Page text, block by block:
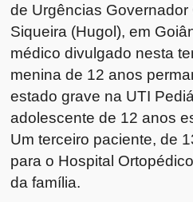
de Urgências Governador
Siqueira (Hugol), em
médico divulgado nesta
menina de 12 anos
estado grave na UTI
adolescente de 12 anos
Um terceiro paciente, de
para o Hospital
da família.